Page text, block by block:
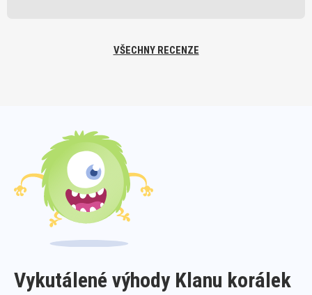
VŠECHNY RECENZE
Vykutálené výhody Klanu korálek